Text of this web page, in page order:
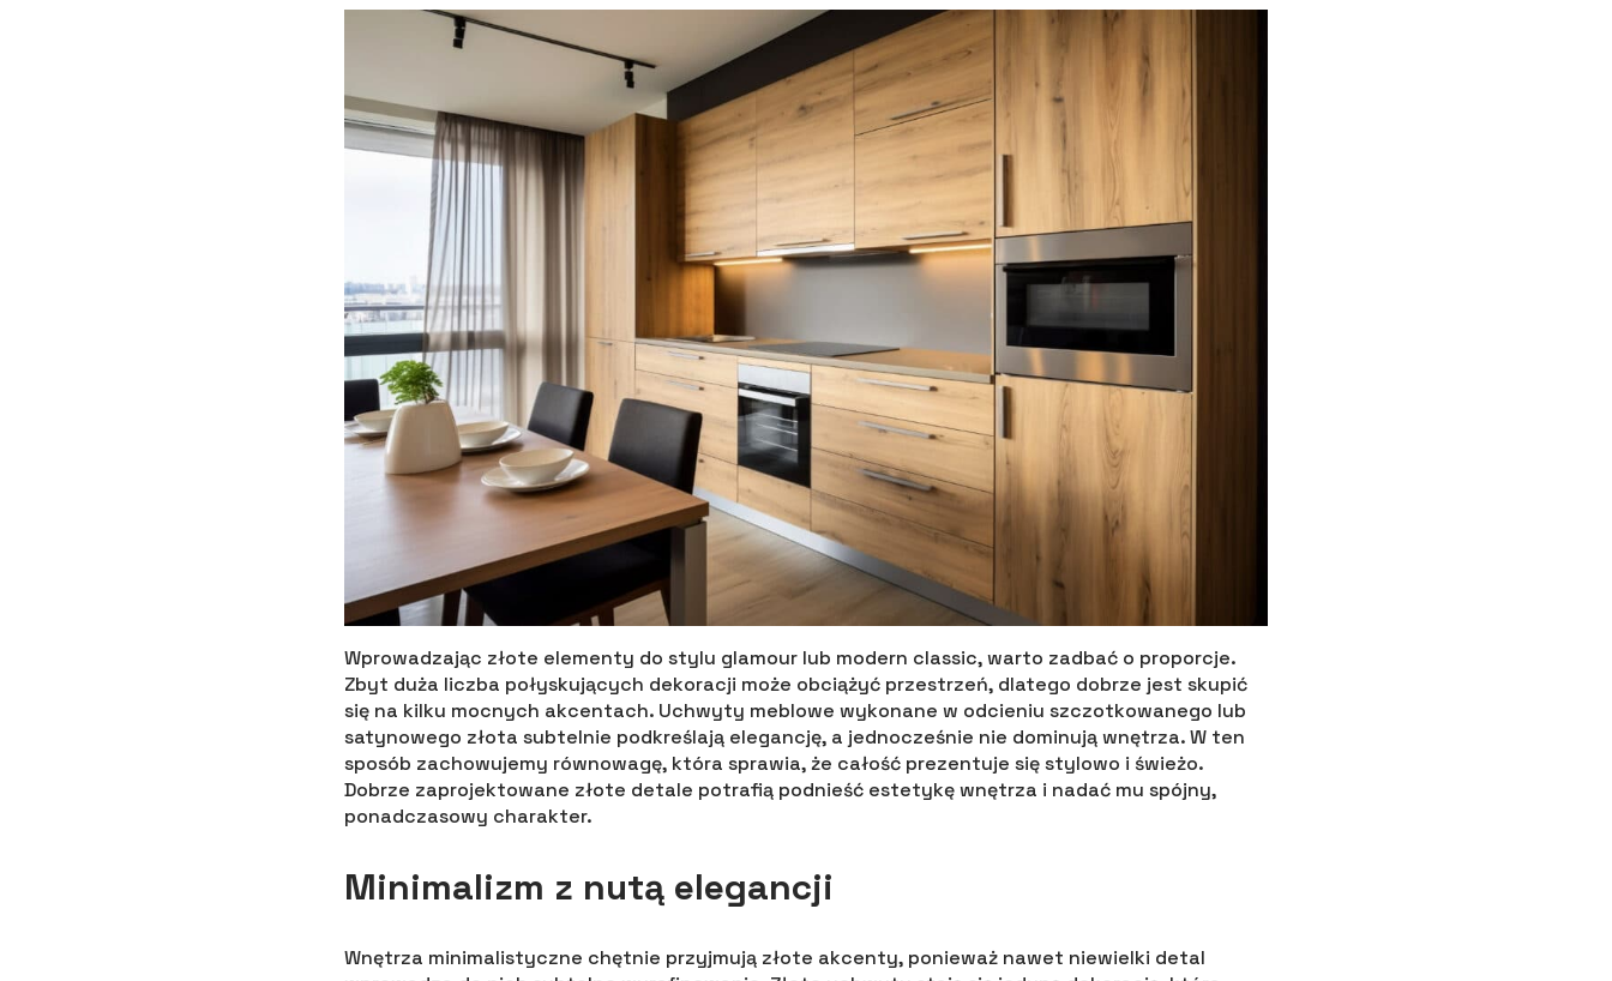
Wprowadzając złote elementy do stylu glamour lub modern classic, warto zadbać o proporcje.
Zbyt duża liczba połyskujących dekoracji może obciążyć przestrzeń, dlatego dobrze jest skupić
się na kilku mocnych akcentach. Uchwyty meblowe wykonane w odcieniu szczotkowanego lub
satynowego złota subtelnie podkreślają elegancję, a jednocześnie nie dominują wnętrza. W ten
sposób zachowujemy równowagę, która sprawia, że całość prezentuje się stylowo i świeżo.
Dobrze zaprojektowane złote detale potrafią podnieść estetykę wnętrza i nadać mu spójny,
ponadczasowy charakter.
Minimalizm z nutą elegancji
Wnętrza minimalistyczne chętnie przyjmują złote akcenty, ponieważ nawet niewielki detal